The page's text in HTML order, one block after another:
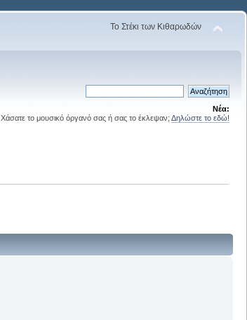
Το Στέκι των Κιθαρωδών
Νέα:
Χάσατε το μουσικό όργανό σας ή σας το έκλεψαν; Δηλώστε το εδώ!